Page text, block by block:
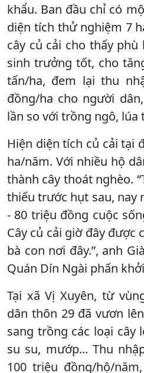
khẩu. Ban đầu chỉ có
diện tích thử nghiệm 7
cây củ cải cho thấy
sinh trưởng tốt, cho
tấn/ha, đem lại thu
đồng/ha cho người
lần so với trồng ngô, lúa
Hiện diện tích củ cải tại
ha/năm. Với nhiều hộ
thành cây thoát nghèo.
thiếu trước hụt sau, nay
- 80 triệu đồng cuộc
Cây củ cải giờ đây được
bà con nơi đây.”, anh
Quán Dín Ngài phấn
Tại xã Vị Xuyên, từ
dân thôn 29 đã vươn
sang trồng các loại cây
su su, mướp... Thu
100 triệu đồng/hộ/